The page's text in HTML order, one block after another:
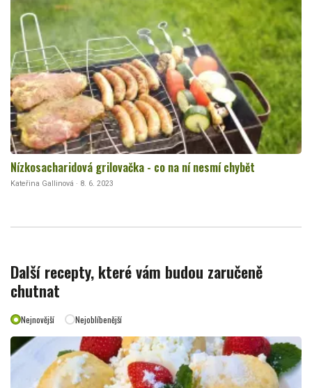
Nízkosacharidová grilovačka - co na ní nesmí chybět
Kateřina Gallinová · 8. 6. 2023
Další recepty, které vám budou zaručeně
chutnat
Nejnovější Nejoblíbenější